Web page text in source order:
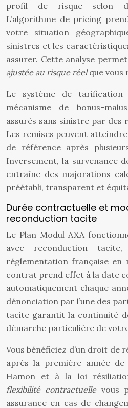
profil de risque selon
L’algorithme de pricing
votre situation
sinistres et les
assurer. Cette analyse
ajustée au risque réelque vous
Le système de tarification
mécanisme de bonus-
assurés sans sinistre par des
Les remises peuvent
de référence après
Inversement, la survenance
entraîne des majorations
préétabli, transparent et
Durée contractuelle et
reconduction tacite
Le Plan Modul AXA
avec reconduction
réglementation française en
contrat prend effet à la date
automatiquement chaque
dénonciation par l’une des
tacite garantit la continuité
démarche particulière de
Vous bénéficiez d’un droit de
après la première année
Hamon et à la loi
flexibilité contractuelle vous
assurance en cas de